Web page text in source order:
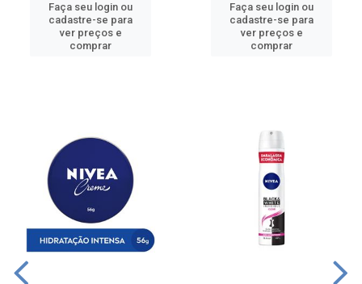
Faça seu login ou
cadastre-se para
ver preços e
comprar
Faça seu login ou
cadastre-se para
ver preços e
comprar